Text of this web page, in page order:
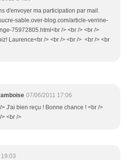
d'envoyer ma participation par mail.
sable.over-blog.com/article-verrine-
75972805.html<br /> <br /> <br />
Laurence<br /> <br /> <br /> <br /> <br
07/06/2011 17:06
> J'ai bien reçu ! Bonne chance ! <br />
> <br />